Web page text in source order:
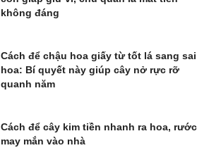
không đáng
Cách để chậu hoa giấy từ tốt lá sang sai
hoa: Bí quyết này giúp cây nở rực rỡ
quanh năm
Cách để cây kim tiền nhanh ra hoa, rước
may mắn vào nhà